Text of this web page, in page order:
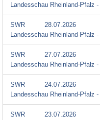
Landesschau Rheinland-Pfalz -
SWR
28.07.2026
Landesschau Rheinland-Pfalz -
SWR
27.07.2026
Landesschau Rheinland-Pfalz -
SWR
24.07.2026
Landesschau Rheinland-Pfalz -
SWR
23.07.2026